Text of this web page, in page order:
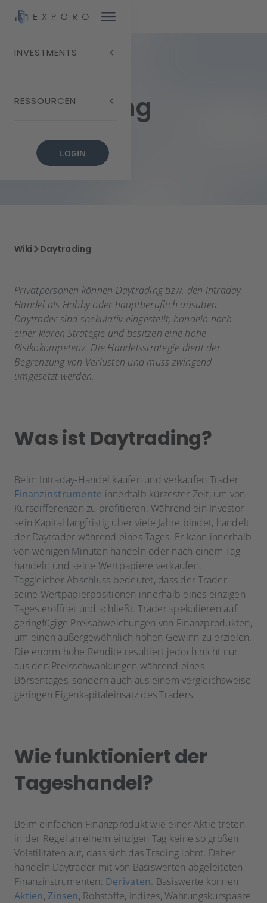
INVESTMENTS
RESSOURCEN
LOGIN
Daytrading
Wiki Daytrading
Privatpersonen können Daytrading bzw. den Intraday-
Handel als Hobby oder hauptberuflich ausüben.
Daytrader sind spekulativ eingestellt, handeln nach
einer klaren Strategie und besitzen eine hohe
Risikokompetenz. Die Handelsstrategie dient der
Begrenzung von Verlusten und muss zwingend
umgesetzt werden.
Was ist Daytrading?
Beim Intraday-Handel kaufen und verkaufen Trader
Finanzinstrumente innerhalb kürzester Zeit, um von
Kursdifferenzen zu profitieren. Während ein Investor
sein Kapital langfristig über viele Jahre bindet, handelt
der Daytrader während eines Tages. Er kann innerhalb
von wenigen Minuten handeln oder nach einem Tag
handeln und seine Wertpapiere verkaufen.
Taggleicher Abschluss bedeutet, dass der Trader
seine Wertpapierpositionen innerhalb eines einzigen
Tages eröffnet und schließt. Trader spekulieren auf
geringfügige Preisabweichungen von Finanzprodukten,
um einen außergewöhnlich hohen Gewinn zu erzielen.
Die enorm hohe Rendite resultiert jedoch nicht nur
aus den Preisschwankungen während eines
Börsentages, sondern auch aus einem vergleichsweise
geringen Eigenkapitaleinsatz des Traders.
Wie funktioniert der
Tageshandel?
Beim einfachen Finanzprodukt wie einer Aktie treten
in der Regel an einem einzigen Tag keine so großen
Volatilitäten auf, dass sich das Trading lohnt. Daher
handeln Daytrader mit von Basiswerten abgeleiteten
Finanzinstrumenten: Derivaten. Basiswerte können
Aktien, Zinsen, Rohstoffe, Indizes, Währungskurspaare